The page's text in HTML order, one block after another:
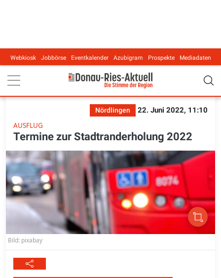
Main navigation
Webkiosk Jobbörse Eventkalender Azubigram Prospekte Mediadaten
Nördlingen
22. Juni 2022, 11:10
AUSFLUG
Termine zur Stadtranderholung 2022
Bild: pixabay